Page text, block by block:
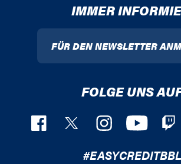
IMMER
FÜR DEN NEWSLETTER
FOLGE UNS
#EASYCREDITBBL